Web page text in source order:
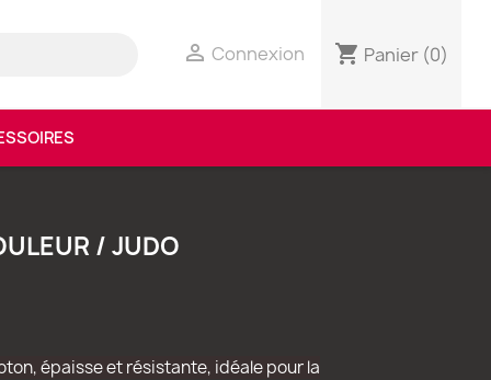
 Connexion shopping_cart Panier (0)
/ JUDO
épaisse et résistante, idéale pour la